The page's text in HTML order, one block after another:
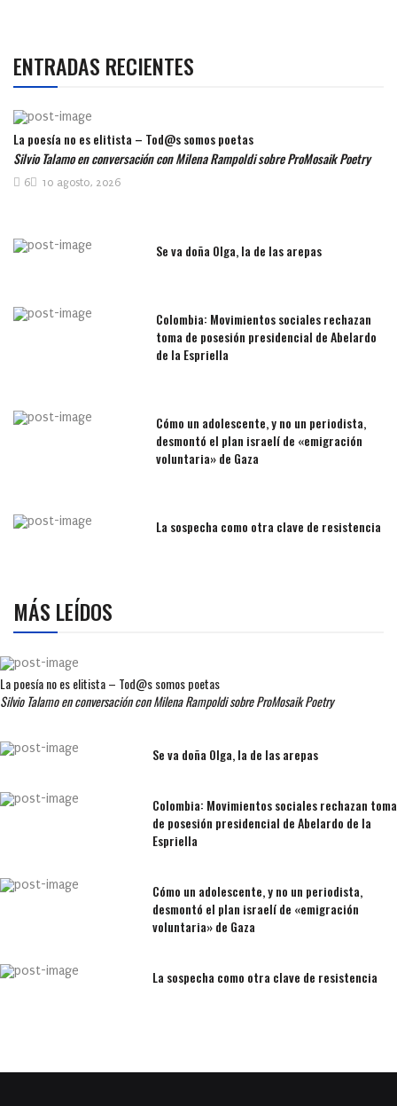
ENTRADAS RECIENTES
La poesía no es elitista – Tod@s somos poetas
Silvio Talamo en conversación con Milena Rampoldi sobre ProMosaik Poetry
10 agosto, 2026
6
Se va doña Olga, la de las arepas
Colombia: Movimientos sociales rechazan
toma de posesión presidencial de Abelardo
de la Espriella
Cómo un adolescente, y no un periodista,
desmontó el plan israelí de «emigración
voluntaria» de Gaza
La sospecha como otra clave de resistencia
MÁS LEÍDOS
La poesía no es elitista – Tod@s somos poetas
Silvio Talamo en conversación con Milena Rampoldi sobre ProMosaik Poetry
Se va doña Olga, la de las arepas
Colombia: Movimientos sociales rechazan toma
de posesión presidencial de Abelardo de la
Espriella
Cómo un adolescente, y no un periodista,
desmontó el plan israelí de «emigración
voluntaria» de Gaza
La sospecha como otra clave de resistencia